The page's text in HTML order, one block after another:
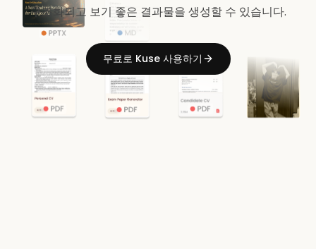
구조화되고 보기 좋은 결과물을 생성할 수 있습니다.
무료로 Kuse 사용하기